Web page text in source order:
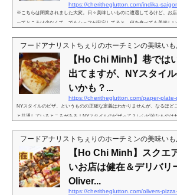
https://cheritheglutton.com/indika-
※こちらは閉業されました大変。日々美味しいものに遭遇してるけど、お
ってところは少なくて。でもシェフが安定してると、何を食べても美味し
ーをお願いしたかわからない。我が家は特にここのラムシャンクが大好き
で舐めるように食べますwhttps://cheritheglutton.com/directdelivery-indika-
来ても＝調理後ち...
フードアナリストちぇりのホーチミンの美味いも
【Ho Chi Minh】巷では
出てますが、NYスタイ
いかも？...
https://cheritheglutton.com/paper-plate-
NYスタイルのピザ、というものの正確な定義はわかりませんが、なるほど
と共通しているところがある！NYスタイルのピザって？レシピ的なものは
ラス、街角に出てたホットドッグやプレッツェルのお店、そして、ピザ！
ピザを８切れくらいにスライスし、その１スライス単位で売ってくれると
あ。しかしその１スライスという...
フードアナリストちぇりのホーチミンの美味いも
【Ho Chi Minh】スクエ
いお店は健在＆デリバリ
Oliver...
https://cheritheglutton.com/olivers-